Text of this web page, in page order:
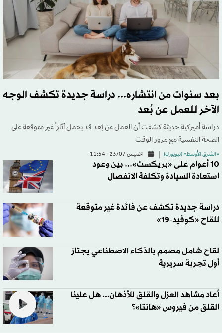
بعد سنوات من انتشاره... دراسة جديدة تكشف الوجه
الآخر للعمل عن بُعد
دراسة أميركية حديثة كشفت أن العمل عن بُعد قد يحمل آثاراً غير متوقعة على
الصحة النفسية مع مرور الوقت
«الشرق الأوسط» (نيويورك) الخميس 23/07 - 11:54
10 أعوام على «بريكست»... بين وعود
استعادة السيادة وتكلفة الانفصال
دراسة جديدة تكشف عن فائدة غير متوقعة
للقاح «كوفيد-19»
لقاح شامل مصمم بالذكاء الاصطناعي يجتاز
أول تجربة سريرية
أعاد مشاهد العزل والقلق للأذهان... هل علينا
القلق من فيروس «هانتا»؟